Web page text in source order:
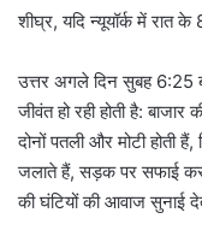
शीघ्र, यदि न्यूयॉर्क में रात
उत्तर अगले दिन सुबह 6:25
जीवंत हो रही होती है: बाजार
दोनों पतली और मोटी होती
जलाते हैं, सड़क पर सफाई
की घंटियों की आवाज सुनाई